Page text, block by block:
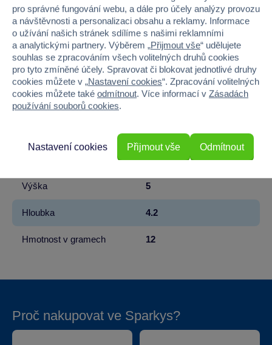
Kód produktu 20B-64612
Značka Bullyland
Věk od 3
Pohlaví
PLAST
2.2
Výška 5
Hloubka 4.2
Hmotnost v gramech 12
Proč nakupovat ve Sparkys?
pro správné fungování webu, a dále pro účely analýzy provozu
a návštěvnosti a personalizaci obsahu a reklamy. Informace
o užívání našich stránek sdílíme s našimi reklamními
a analytickými partnery. Výběrem „Přijmout vše“ udělujete
souhlas se zpracováním všech volitelných druhů cookies
pro tyto zmíněné účely. Spravovat či blokovat jednotlivé druhy
cookies můžete v „Nastavení cookies“. Zpracování volitelných
cookies můžete také odmítnout. Více informací v Zásadách
používání souborů cookies.
Odmítnout
Nastavení cookies Přijmout vše